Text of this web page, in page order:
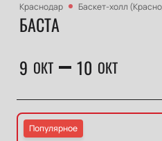
Краснодар Баскет-холл
БАСТА
9 ОКТ 10 ОКТ
Популярное